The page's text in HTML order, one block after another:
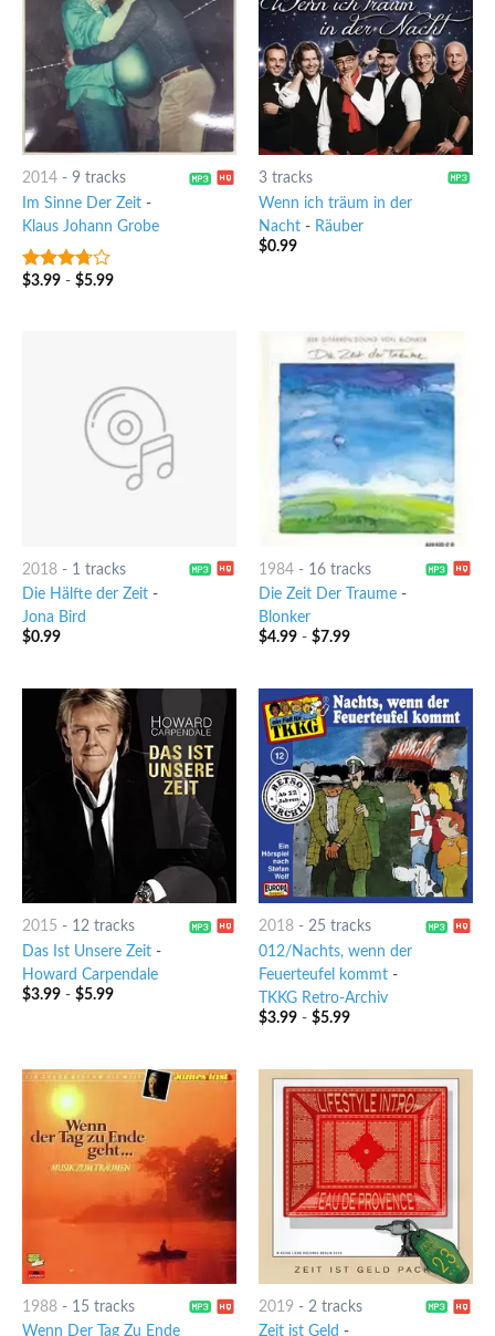
2014- 9 tracks
Im Sinne Der Zeit-
Klaus Johann Grobe
3.5out
$3.99- $5.99
3 tracks
Wenn ich träum in der
Nacht- Räuber
$0.99
2018- 1 tracks
Die Hälfte der Zeit-
Jona Bird
$0.99
1984- 16 tracks
Die Zeit Der Traume-
Blonker
$4.99- $7.99
2015 - 12 tracks
Das Ist Unsere Zeit-
Howard Carpendale
$3.99- $5.99
2018- 25 tracks
012/Nachts, wenn der
Feuerteufel kommt-
TKKG Retro-Archiv
$3.99- $5.99
1988- 15 tracks
Wenn Der Tag Zu Ende
2019 - 2 tracks
Zeit ist Geld -